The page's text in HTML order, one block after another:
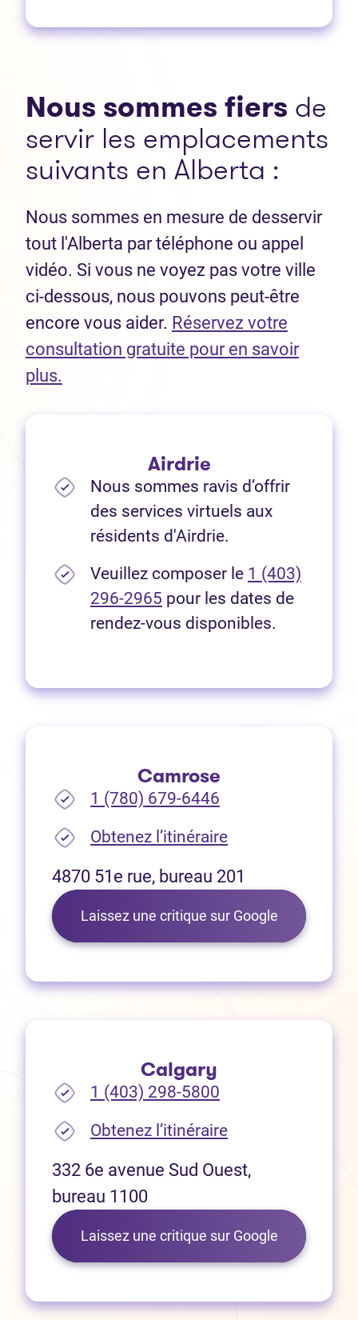
Nous sommes fiers de
servir les emplacements
suivants en Alberta :
Nous sommes en mesure de desservir
tout l'Alberta par téléphone ou appel
vidéo. Si vous ne voyez pas votre ville
ci-dessous, nous pouvons peut-être
encore vous aider. Réservez votre
consultation gratuite pour en savoir
plus.
Airdrie
Nous sommes ravis d’offrir
des services virtuels aux
résidents d'Airdrie.
Veuillez composer le 1 (403)
296-2965 pour les dates de
rendez-vous disponibles.
Camrose
1 (780) 679-6446
Obtenez l’itinéraire(Ouvre dans un
4870 51e rue, bureau 201
Laissez une critique sur Google(Ouvre
Calgary
1 (403) 298-5800
Obtenez l’itinéraire(Ouvre dans un
332 6e avenue Sud Ouest,
bureau 1100
Laissez une critique sur Google(Ouvre